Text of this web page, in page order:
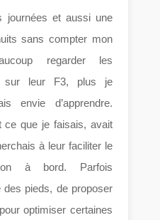
journées et aussi une
sans compter mon
regarder les
sur leur F3, plus je
envie d’apprendre.
ce que je faisais, avait
à leur faciliter le
à bord. Parfois
des pieds, de proposer
optimiser certaines